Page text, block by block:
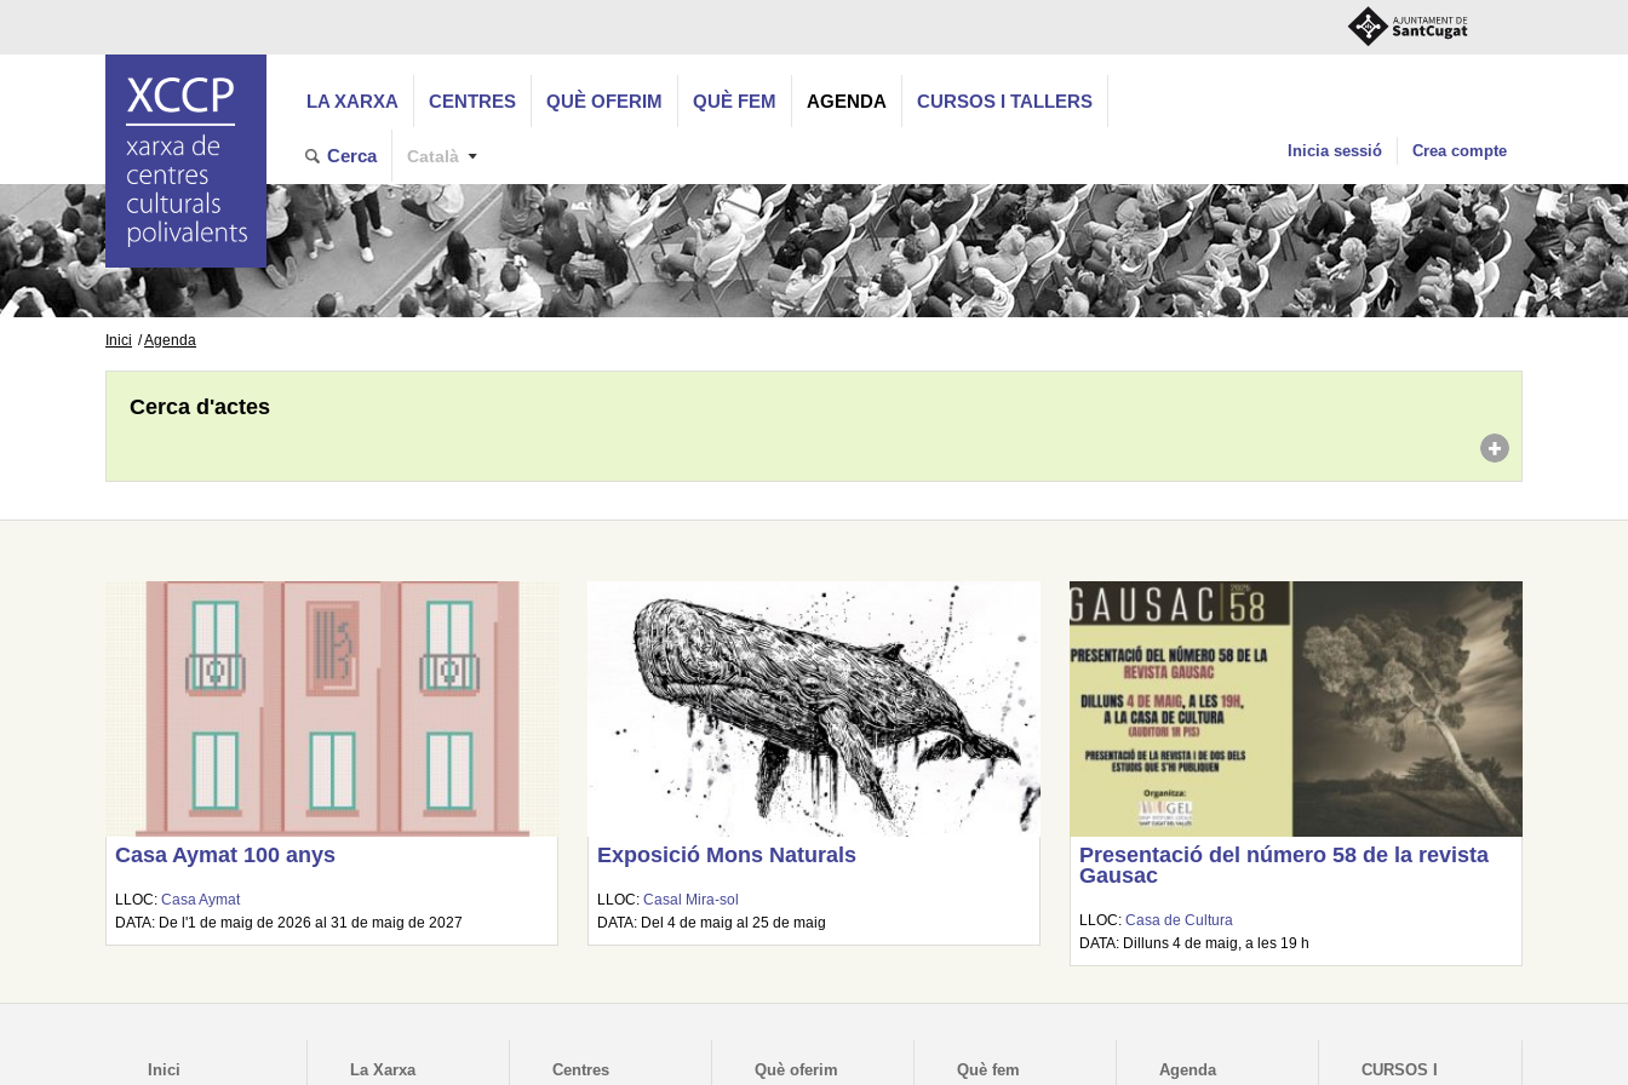
LA XARXA CENTRES QUÈ OFERIM QUÈ FEM AGENDA CURSOS I TALLERS
Cerca Català Inicia sessió Crea compte
Inici Agenda
Cerca d'actes
Casa Aymat 100 anys
LLOC:Casa Aymat
DATA: De l'1 de maig de 2026 al 31 de maig de 2027
Exposició Mons Naturals
LLOC:Casal Mira-sol
DATA: Del 4 de maig al 25 de maig
Presentació del número 58 de la revista
Gausac
LLOC:Casa de Cultura
DATA: Dilluns 4 de maig, a les 19 h
Inici La Xarxa Centres Què oferim Què fem Agenda
CURSOS I